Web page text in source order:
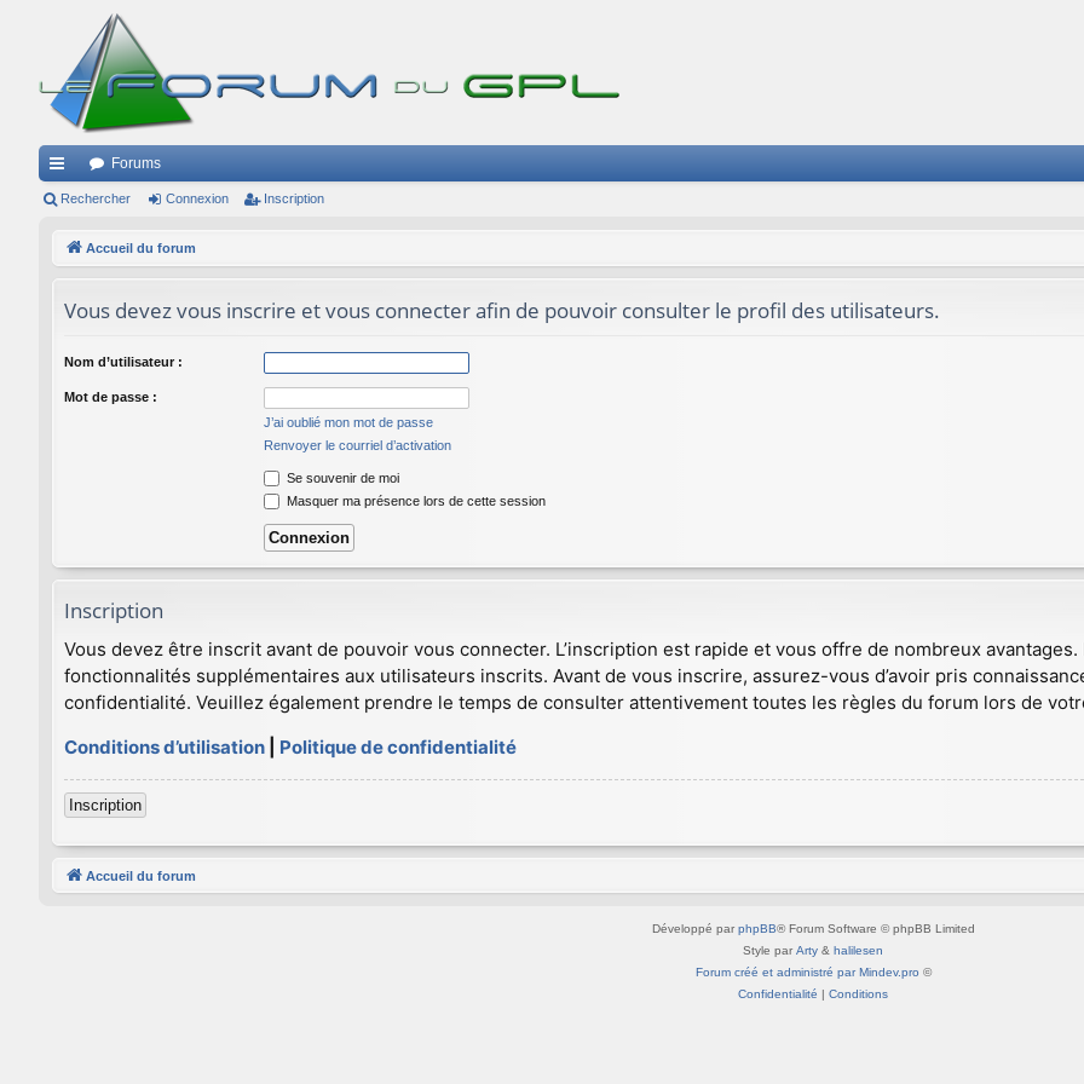
ac
Forums
Rechercher Connexion Inscription
Accueil du forum
Vous devez vous inscrire et vous connecter afin de pouvoir consulter le profil des utilisateurs.
Nom d’utilisateur :
Mot de passe :
J’ai oublié mon mot de passe
Renvoyer le courriel d’activation
Se souvenir de moi
Masquer ma présence lors de cette session
Inscription
Vous devez être inscrit avant de pouvoir vous connecter. L’inscription est rapide et vous offre de nombreux
fonctionnalités supplémentaires aux utilisateurs inscrits. Avant de vous inscrire, assurez-vous d’avoir pris
confidentialité. Veuillez également prendre le temps de consulter attentivement toutes les règles du forum lors de
Conditions d’utilisation
Politique de confidentialité
Inscription
Accueil du forum
Développé par phpBB® Forum Software © phpBB Limited
Style par Arty & halilesen
Forum créé et administré par Mindev.pro ©
Confidentialité | Conditions